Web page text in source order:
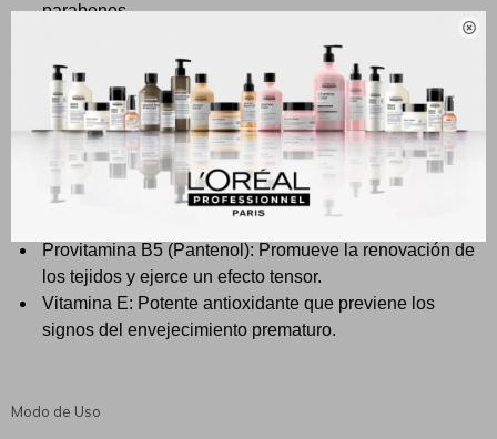

parabenos.
Ingredientes Activos Clave
Según la información oficial de Laboratorios Andrómaco, su eficacia
se basa en tres componentes esenciales: Tienda Andrómaco
Vitamina A: Estimula la regeneración celular y repara
las capas externas de la epidermis.
Provitamina B5 (Pantenol): Promueve la renovación de
los tejidos y ejerce un efecto tensor.
Vitamina E: Potente antioxidante que previene los
signos del envejecimiento prematuro.
Modo de Uso